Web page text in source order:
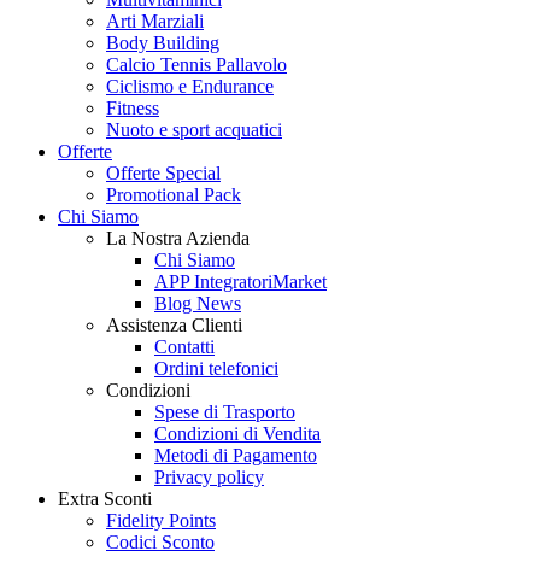
Arti Marziali
Body Building
Calcio Tennis Pallavolo
Ciclismo e Endurance
Fitness
Nuoto e sport acquatici
Offerte
Offerte Special
Promotional Pack
Chi Siamo
La Nostra Azienda
Chi Siamo
APP IntegratoriMarket
Blog News
Assistenza Clienti
Contatti
Ordini telefonici
Condizioni
Spese di Trasporto
Condizioni di Vendita
Metodi di Pagamento
Privacy policy
Extra Sconti
Fidelity Points
Codici Sconto